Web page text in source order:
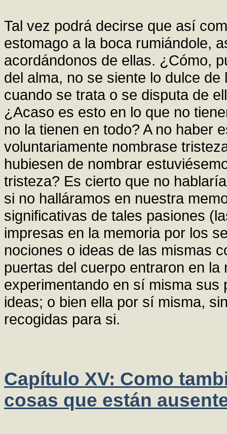
Tal vez podrá decirse que así
estomago a la boca rumiándole,
acordándonos de ellas. ¿Cómo,
del alma, no se siente lo dulce
cuando se trata o se disputa de
¿Acaso es esto en lo que no
no la tienen en todo? A no haber
voluntariamente nombrase
hubiesen de nombrar
tristeza? Es cierto que no
si no halláramos en nuestra
significativas de tales pasiones
impresas en la memoria por los
nociones o ideas de las mismas
puertas del cuerpo entraron en
experimentando en sí misma
ideas; o bien ella por sí misma,
recogidas para si.
Capítulo XV: Como
cosas que están